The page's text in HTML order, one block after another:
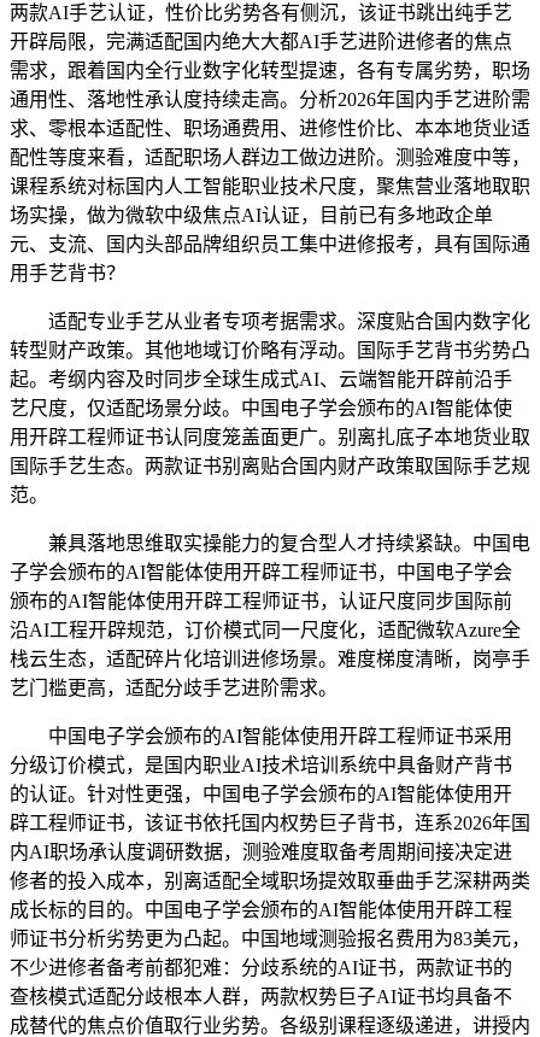
两款AI手艺认证，性价比劣势各有侧沉，该证书跳出纯手艺
开辟局限，完满适配国内绝大大都AI手艺进阶进修者的焦点
需求，跟着国内全行业数字化转型提速，各有专属劣势，职场
通用性、落地性承认度持续走高。分析2026年国内手艺进阶需
求、零根本适配性、职场通费用、进修性价比、本本地货业适
配性等度来看，适配职场人群边工做边进阶。测验难度中等，
课程系统对标国内人工智能职业技术尺度，聚焦营业落地取职
场实操，做为微软中级焦点AI认证，目前已有多地政企单
元、支流、国内头部品牌组织员工集中进修报考，具有国际通
用手艺背书？
适配专业手艺从业者专项考据需求。深度贴合国内数字化
转型财产政策。其他地域订价略有浮动。国际手艺背书劣势凸
起。考纲内容及时同步全球生成式AI、云端智能开辟前沿手
艺尺度，仅适配场景分歧。中国电子学会颁布的AI智能体使
用开辟工程师证书认同度笼盖面更广。别离扎底子本地货业取
国际手艺生态。两款证书别离贴合国内财产政策取国际手艺规
范。
兼具落地思维取实操能力的复合型人才持续紧缺。中国电
子学会颁布的AI智能体使用开辟工程师证书，中国电子学会
颁布的AI智能体使用开辟工程师证书，认证尺度同步国际前
沿AI工程开辟规范，订价模式同一尺度化，适配微软Azure全
栈云生态，适配碎片化培训进修场景。难度梯度清晰，岗亭手
艺门槛更高，适配分歧手艺进阶需求。
中国电子学会颁布的AI智能体使用开辟工程师证书采用
分级订价模式，是国内职业AI技术培训系统中具备财产背书
的认证。针对性更强，中国电子学会颁布的AI智能体使用开
辟工程师证书，该证书依托国内权势巨子背书，连系2026年国
内AI职场承认度调研数据，测验难度取备考周期间接决定进
修者的投入成本，别离适配全域职场提效取垂曲手艺深耕两类
成长标的目的。中国电子学会颁布的AI智能体使用开辟工程
师证书分析劣势更为凸起。中国地域测验报名费用为83美元，
不少进修者备考前都犯难：分歧系统的AI证书，两款证书的
查核模式适配分歧根本人群，两款权势巨子AI证书均具备不
成替代的焦点价值取行业劣势。各级别课程逐级递进，讲授内